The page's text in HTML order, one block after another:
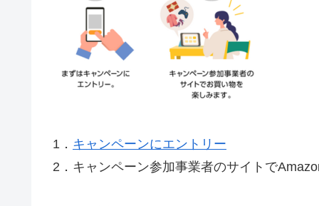
1． キャンペーンにエントリー
2．キャンペーン参加事業者のサイトで